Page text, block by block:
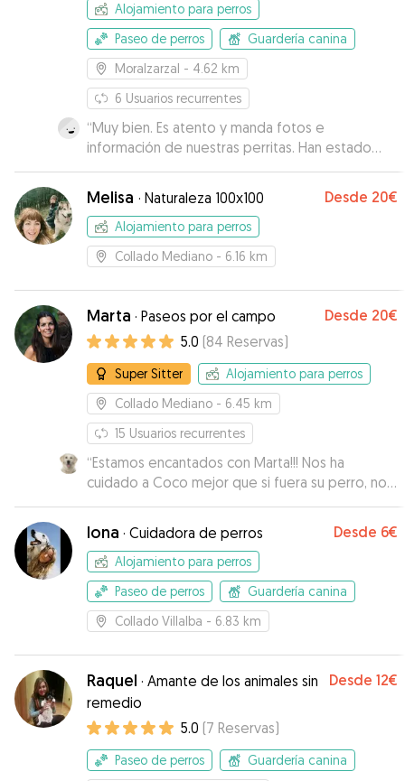
Alojamiento para perros
Paseo de perros
Guardería canina
Moralzarzal - 4.62 km
6 Usuarios recurrentes
“Muy bien. Es atento y manda fotos e
información de nuestras perritas. Han estado
como en casa”
Melisa · Naturaleza 100x100 Desde 20€
Alojamiento para perros
Collado Mediano - 6.16 km
Marta · Paseos por el campo Desde 20€
5.0 (84 Reservas)
Super Sitter
Alojamiento para perros
Collado Mediano - 6.45 km
15 Usuarios recurrentes
“Estamos encantados con Marta!!! Nos ha
cuidado a Coco mejor que si fuera su perro, nos
manda todos los días vídeos y fotos de lo que
hace Coco a diario y está pendiente en todo
momento de cualquier cosa relacionada con él y
su bienestar. Marta es una persona excepcional,
que está súper pendiente de todo y estamos
encantados con ella y toda su familia!!!!”
Iona · Cuidadora de perros Desde 6€
Alojamiento para perros
Paseo de perros
Guardería canina
Collado Villalba - 6.83 km
Raquel · Amante de los animales sin
remedio
Desde 12€
5.0 (7 Reservas)
Paseo de perros
Guardería canina